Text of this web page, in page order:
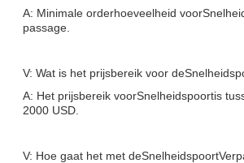
A: Minimale orderhoeveelheid voor
passage.
V: Wat is het prijsbereik voor de
A: Het prijsbereik voorSnelheidspoortis
2000 USD.
V: Hoe gaat het met deSnelheidspoort